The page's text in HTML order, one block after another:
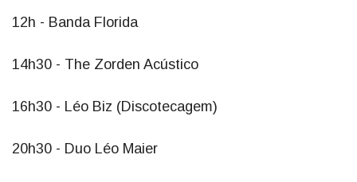
12h - Banda Florida
14h30 - The Zorden Acústico
16h30 - Léo Biz (Discotecagem)
20h30 - Duo Léo Maier